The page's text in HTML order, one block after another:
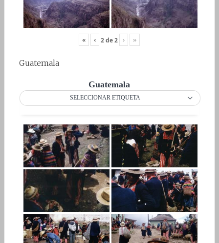
« ‹ 2de2 › »
Guatemala
Guatemala
SELECCIONAR ETIQUETA